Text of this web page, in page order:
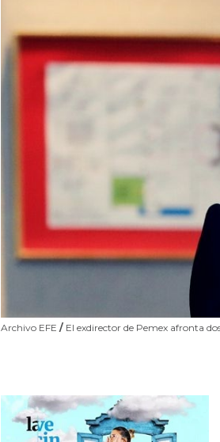
Archivo EFE / El exdirector de Pemex afronta